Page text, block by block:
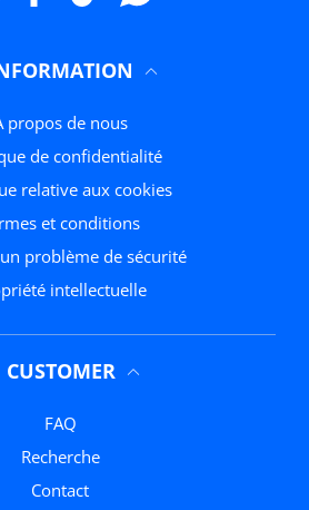
À propos de nous
de confidentialité
relative aux cookies
et conditions
un problème de sécurité
intellectuelle
CUSTOMER
FAQ
Recherche
Contact